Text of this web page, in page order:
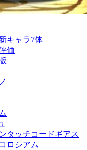
キャラ7体
価
タッチコードギアス
ロシアム